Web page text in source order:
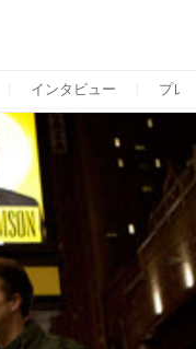
インタビュー プレ